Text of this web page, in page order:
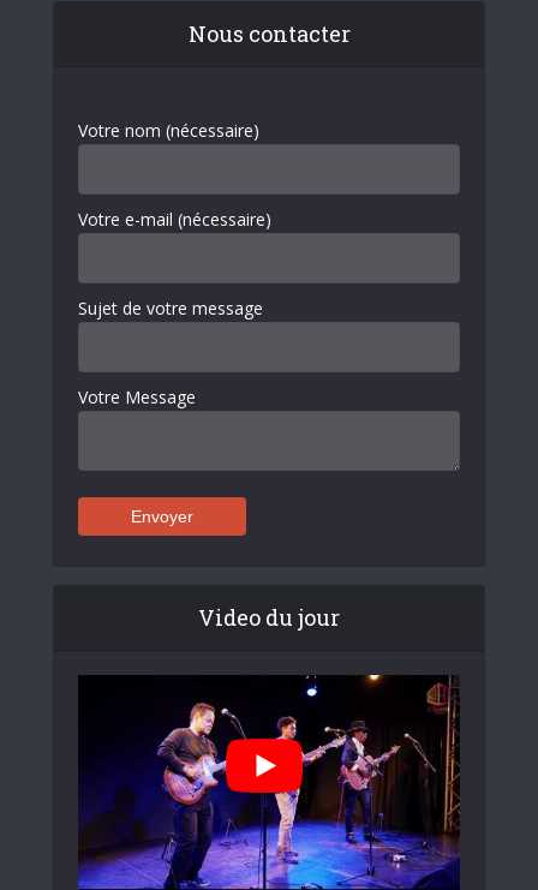
Nous contacter
Votre nom (nécessaire)
Votre e-mail (nécessaire)
Sujet de votre message
Votre Message
Video du jour